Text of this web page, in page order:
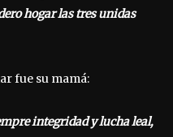
hogar las tres unidas
fue su mamá:
integridad y lucha leal,